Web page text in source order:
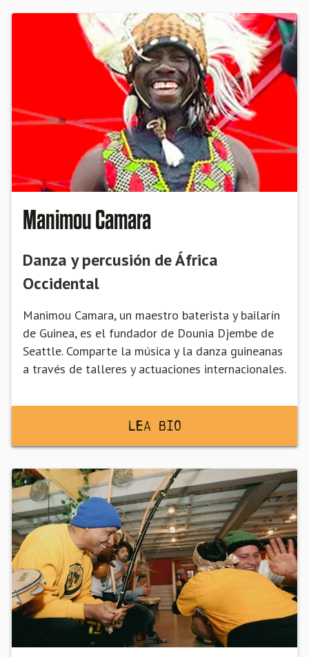
Manimou Camara
Danza y percusión de África
Occidental
Manimou Camara, un maestro baterista y bailarín
de Guinea, es el fundador de Dounia Djembe de
Seattle. Comparte la música y la danza guineanas
a través de talleres y actuaciones internacionales.
Lea BiO